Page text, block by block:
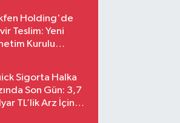
Holding'de
Teslim: Yeni
Kurulu
Sigorta Halka
Son Gün: 3,7
TL’lik Arz İçin